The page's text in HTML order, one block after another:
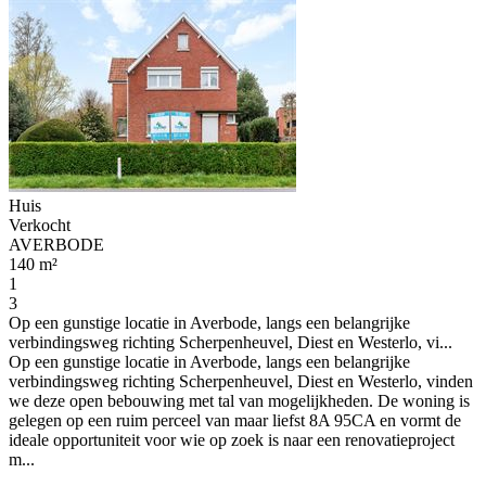
Huis
Verkocht
AVERBODE
140 m²
1
3
Op een gunstige locatie in Averbode, langs een belangrijke
verbindingsweg richting Scherpenheuvel, Diest en Westerlo, vi...
Op een gunstige locatie in Averbode, langs een belangrijke
verbindingsweg richting Scherpenheuvel, Diest en Westerlo, vinden
we deze open bebouwing met tal van mogelijkheden. De woning is
gelegen op een ruim perceel van maar liefst 8A 95CA en vormt de
ideale opportuniteit voor wie op zoek is naar een renovatieproject
m...